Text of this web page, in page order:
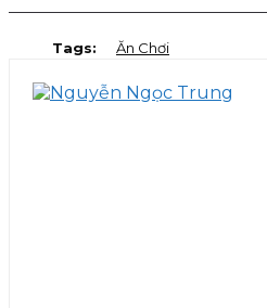
Tags: Ăn Chơi